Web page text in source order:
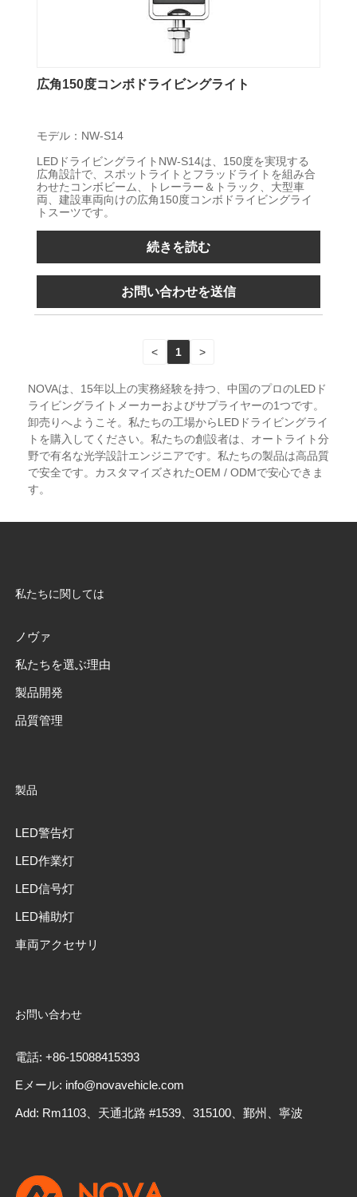
広角150度コンボドライビングライト
モデル：NW-S14
LEDドライビングライトNW-S14は、150度を実現する
広角設計で、スポットライトとフラッドライトを組み合
わせたコンボビーム、トレーラー＆トラック、大型車
両、建設車両向けの広角150度コンボドライビングライ
トスーツです。
続きを読む
お問い合わせを送信
< 1 >
NOVAは、15年以上の実務経験を持つ、中国のプロのLEDド
ライビングライトメーカーおよびサプライヤーの1つです。
卸売りへようこそ。私たちの工場からLEDドライビングライ
トを購入してください。私たちの創設者は、オートライト分
野で有名な光学設計エンジニアです。私たちの製品は高品質
で安全です。カスタマイズされたOEM / ODMで安心できま
す。
私たちに関しては
ノヴァ
私たちを選ぶ理由
製品開発
品質管理
製品
LED警告灯
LED作業灯
LED信号灯
LED補助灯
車両アクセサリ
お問い合わせ
電話: +86-15088415393
Eメール: info@novavehicle.com
Add: Rm1103、天通北路 #1539、315100、鄞州、寧波